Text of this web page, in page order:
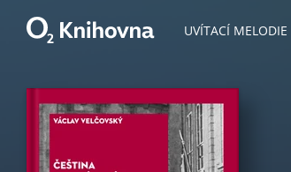
UVÍTACÍ MELODIE